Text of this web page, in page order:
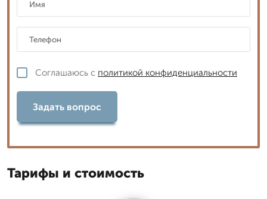
Соглашаюсь с политикой конфиденциальности
Задать вопрос
Тарифы и стоимость